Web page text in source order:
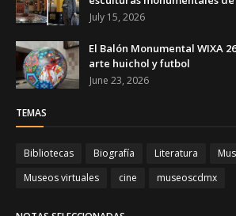
July 15, 2026
El Balón Monumental WIXA
arte huichol y futbol
June 23, 2026
TEMAS
Bibliotecas Biografía Literatura
Museos virtuales
cine museoscdmx